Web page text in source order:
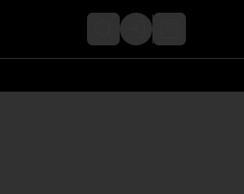
Login